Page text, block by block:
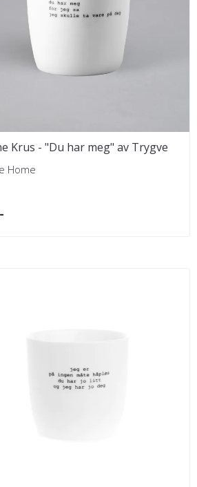
Krus - "Du har meg" av Trygve
Home